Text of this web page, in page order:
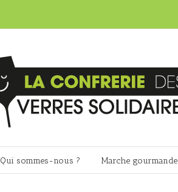
Qui sommes-nous ? Marche gourmande